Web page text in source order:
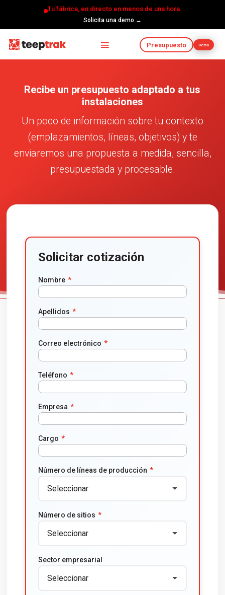
Tu fábrica, en directo en menos de una hora.
Solicita una demo →
Presupuesto Demo
Recibe un presupuesto adaptado a tus
instalaciones
Un poco de información sobre tu contexto
(emplazamientos, líneas, objetivos) y te
enviaremos una propuesta a medida, sencilla,
presupuestada y procesable.
Solicitar cotización
Nombre *
Apellidos *
Correo electrónico *
Teléfono *
Empresa *
Cargo *
Número de líneas de producción *
Número de sitios *
Sector empresarial